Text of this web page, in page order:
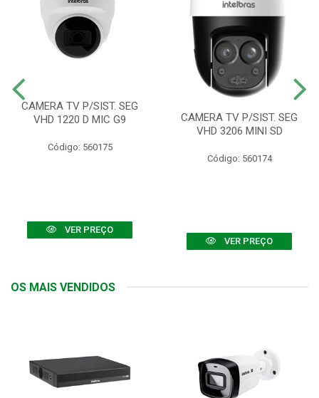
CAMERA TV P/SIST. SEG
VHD 1220 D MIC G9
Código: 560175
VER PREÇO
CAMERA TV P/SIST. SEG
VHD 3206 MINI SD
Código: 560174
VER PREÇO
OS MAIS VENDIDOS